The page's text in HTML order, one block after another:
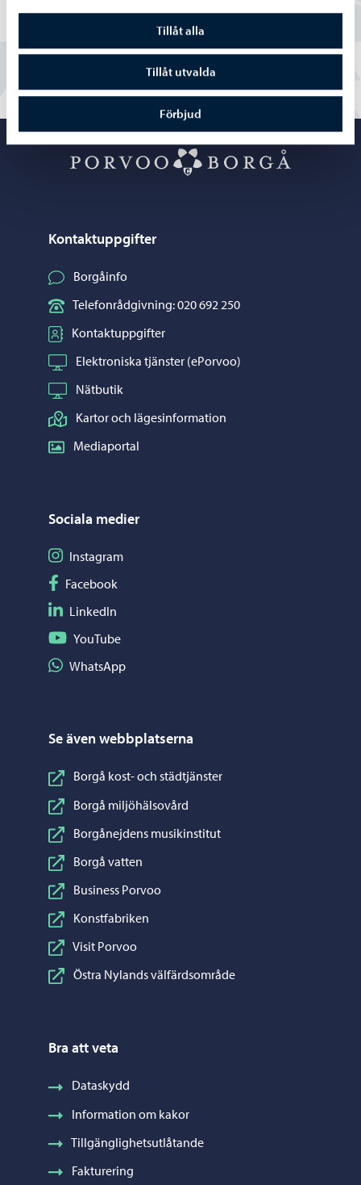
Tillåt alla
Tillåt utvalda
Förbjud
Nej
Porvoo – Gå
Kontaktuppgifter
Borgåinfo
Telefonrådgivning: 020 692 250
Kontaktuppgifter
Elektroniska tjänster (ePorvoo)
Nätbutik
Kartor och lägesinformation
Mediaportal
Sociala medier
Följ på Instagram
Instagram
Följ på Facebook
Facebook
Följ på LinkedIn
LinkedIn
Följ på YouTube
YouTube
Dela på WhatsApp
WhatsApp
Se även webbplatserna
Borgå kost- och städtjänster
Borgå miljöhälsovård
Borgånejdens musikinstitut
Borgå vatten
Business Porvoo
Konstfabriken
Visit Porvoo
Östra Nylands välfärdsområde
Bra att veta
Dataskydd
Information om kakor
Tillgänglighetsutlåtande
Fakturering